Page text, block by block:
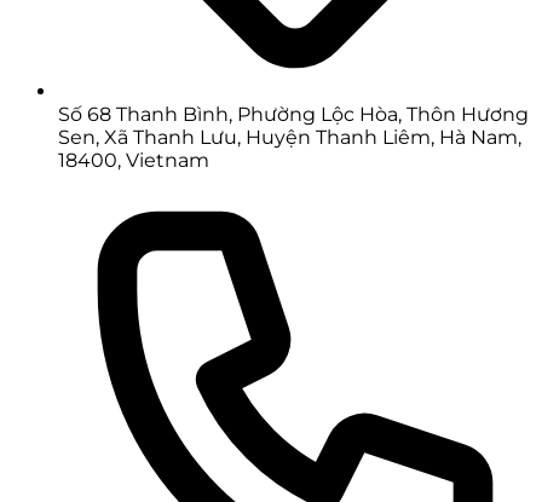
Số 68 Thanh Bình, Phường Lộc Hòa, Thôn Hương
Sen, Xã Thanh Lưu, Huyện Thanh Liêm, Hà Nam,
18400, Vietnam